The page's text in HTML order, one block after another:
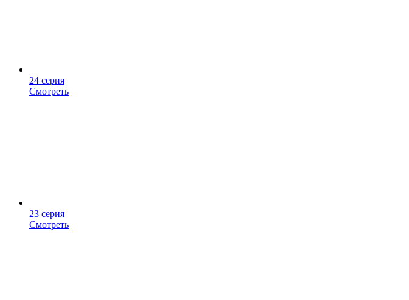
24 серия
Смотреть
23 серия
Смотреть